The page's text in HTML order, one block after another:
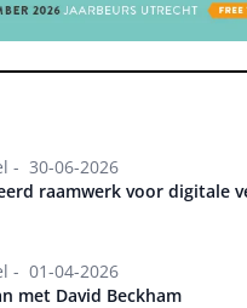
- 30-06-2026
raamwerk voor digitale
- 01-04-2026
met David Beckham